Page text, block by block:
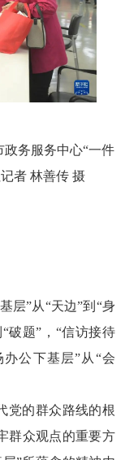
政务服务中心“一件
者 林善传 摄
层”从“天边”到“身
破题”，“信访接待
办公下基层”从“会
党的群众路线的根
群众观点的重要方